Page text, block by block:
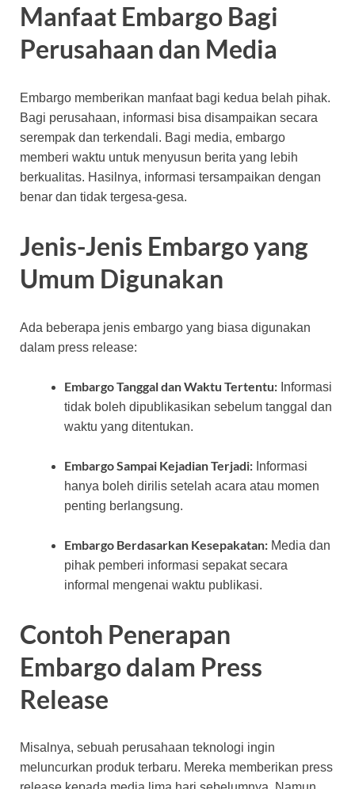
Manfaat Embargo Bagi
Perusahaan dan Media
Embargo memberikan manfaat bagi kedua belah pihak.
Bagi perusahaan, informasi bisa disampaikan secara
serempak dan terkendali. Bagi media, embargo
memberi waktu untuk menyusun berita yang lebih
berkualitas. Hasilnya, informasi tersampaikan dengan
benar dan tidak tergesa-gesa.
Jenis-Jenis Embargo yang
Umum Digunakan
Ada beberapa jenis embargo yang biasa digunakan
dalam press release:
Embargo Tanggal dan Waktu Tertentu: Informasi
tidak boleh dipublikasikan sebelum tanggal dan
waktu yang ditentukan.
Embargo Sampai Kejadian Terjadi: Informasi
hanya boleh dirilis setelah acara atau momen
penting berlangsung.
Embargo Berdasarkan Kesepakatan: Media dan
pihak pemberi informasi sepakat secara
informal mengenai waktu publikasi.
Contoh Penerapan
Embargo dalam Press
Release
Misalnya, sebuah perusahaan teknologi ingin
meluncurkan produk terbaru. Mereka memberikan press